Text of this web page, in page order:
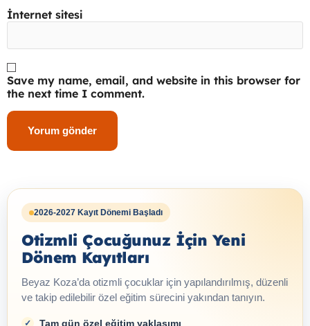
İnternet sitesi
Save my name, email, and website in this browser for
the next time I comment.
2026-2027 Kayıt Dönemi Başladı
Otizmli Çocuğunuz İçin Yeni
Dönem Kayıtları
Beyaz Koza’da otizmli çocuklar için yapılandırılmış, düzenli
ve takip edilebilir özel eğitim sürecini yakından tanıyın.
Tam gün özel eğitim yaklaşımı